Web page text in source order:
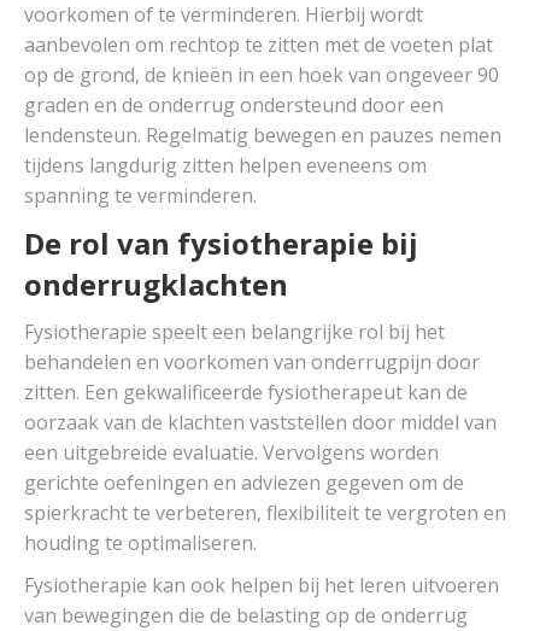
voorkomen of te verminderen. Hierbij wordt
aanbevolen om rechtop te zitten met de voeten plat
op de grond, de knieën in een hoek van ongeveer 90
graden en de onderrug ondersteund door een
lendensteun. Regelmatig bewegen en pauzes nemen
tijdens langdurig zitten helpen eveneens om
spanning te verminderen.
De rol van fysiotherapie bij
onderrugklachten
Fysiotherapie speelt een belangrijke rol bij het
behandelen en voorkomen van onderrugpijn door
zitten. Een gekwalificeerde fysiotherapeut kan de
oorzaak van de klachten vaststellen door middel van
een uitgebreide evaluatie. Vervolgens worden
gerichte oefeningen en adviezen gegeven om de
spierkracht te verbeteren, flexibiliteit te vergroten en
houding te optimaliseren.
Fysiotherapie kan ook helpen bij het leren uitvoeren
van bewegingen die de belasting op de onderrug